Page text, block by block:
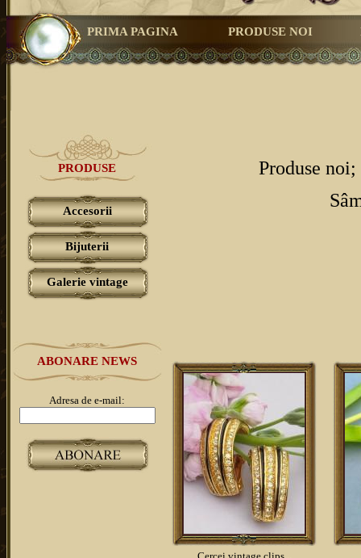
PRIMA PAGINA PRODUSE NOI
PRODUSE
Accesorii
Bijuterii
Galerie vintage
ABONARE NEWS
Adresa de e-mail:
Produse